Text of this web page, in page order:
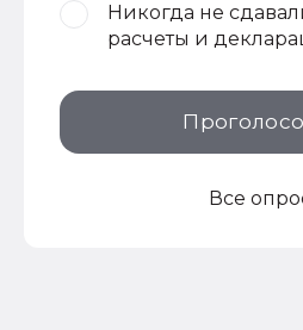
Никогда не
расчеты и
Все